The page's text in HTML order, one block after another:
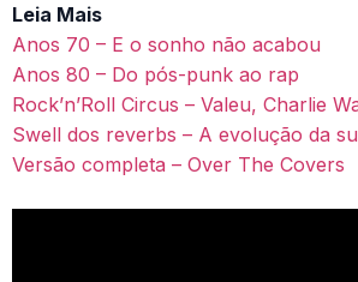
Leia Mais
Anos 70 – E o sonho não acabou
Anos 80 – Do pós-punk ao rap
Rock’n’Roll Circus – Valeu, Charlie
Swell dos reverbs – A evolução da
Versão completa – Over The Covers